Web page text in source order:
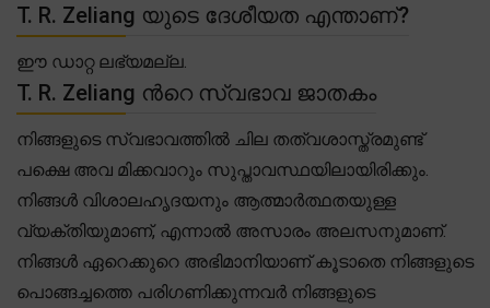
T. R. Zeliang യുടെ ദേശീയത എന്താണ്?
ഈ ഡാറ്റ ലഭ്യമല്ല.
T. R. Zeliang ൻറെ സ്വഭാവ ജാതകം
നിങ്ങളുടെ സ്വഭാവത്തിൽ ചില തത്വശാസ്ത്രമുണ്ട്
പക്ഷെ അവ മിക്കവാറും സുപ്താവസ്ഥയിലായിരിക്കും.
നിങ്ങൾ വിശാലഹൃദയനും ആത്മാർത്ഥതയുള്ള
വ്യക്തിയുമാണ്, എന്നാൽ അസാരം അലസനുമാണ്.
നിങ്ങൾ ഏറെക്കുറെ അഭിമാനിയാണ് കൂടാതെ നിങ്ങളുടെ
പൊങ്ങച്ചത്തെ പരിഗണിക്കുന്നവർ നിങ്ങളുടെ